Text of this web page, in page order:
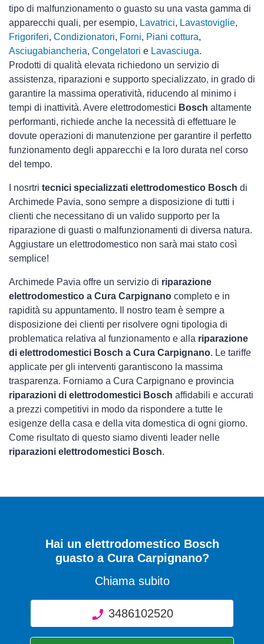
tipo di malfunzionamento o guasto su una vasta gamma di
apparecchi quali, per esempio, Lavatrici, Lavastoviglie,
Frigoriferi, Condizionatori, Forni, Piani cottura,
Asciugabiancheria, Congelatori e Lavasciuga.
Prodotti di qualità elevata richiedono un servizio di
assistenza, riparazioni e supporto specializzato, in grado di
garantire la massima operatività, riducendo al minimo i
tempi di inattività. Avere elettrodomestici Bosch altamente
performanti, richiede anche la necessità di effettuare le
dovute operazioni di manutenzione per garantire il perfetto
funzionamento degli apparecchi e la loro durata nel corso
del tempo.
I nosrtri tecnici specializzati elettrodomestico Bosch di
Archimede Pavia, sono sempre a disposizione di tutti i
clienti che necessitano di un valido supporto per la
riparazione di guasti o malfunzionamenti di diversa natura.
Aggiustare un elettrodomestico non sarà mai stato così
semplice!
Archimede Pavia offre un servizio di riparazione
elettrodomestico a Cura Carpignano completo e in
rapidità su appuntamento. Il nostro team è sempre a
disposizione dei clienti per risolvere ogni tipologia di
problematica relativa al funzionamento e alla riparazione
di elettrodomestici Bosch a Cura Carpignano. Le tariffe
applicate per gli interventi garantiscono la massima
trasparenza. Forniamo a Cura Carpignano e provincia
riparazioni di elettrodomestici Bosch affidabili e accurati
a prezzi competitivi in modo da rispondere a tutte le
esigenze della casa e della vita domestica di ogni giorno.
Come risultato di questo siamo diventi leader nelle
riparazioni elettrodomestici Bosch.
Hai un elettrodomestico Bosch
guasto a Cura Carpignano?
Chiama subito
3486102520